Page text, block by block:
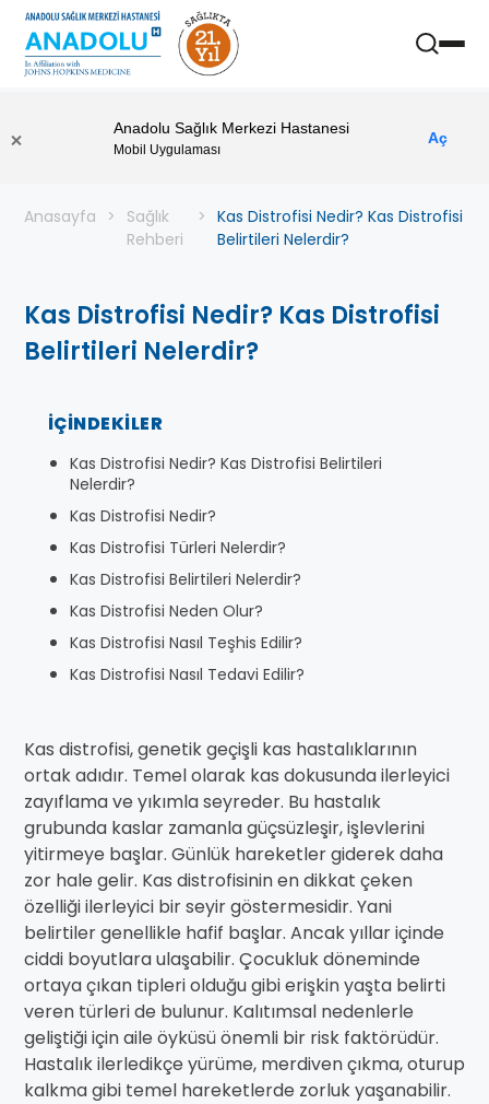
Anadolu Sağlık Merkezi Hastanesi
Mobil Uygulaması
Aç
Anasayfa
Sağlık
Rehberi
Kas Distrofisi Nedir? Kas Distrofisi
Belirtileri Nelerdir?
Kas Distrofisi Nedir? Kas Distrofisi
Belirtileri Nelerdir?
İÇINDEKILER
Kas Distrofisi Nedir? Kas Distrofisi Belirtileri
Nelerdir?
Kas Distrofisi Nedir?
Kas Distrofisi Türleri Nelerdir?
Kas Distrofisi Belirtileri Nelerdir?
Kas Distrofisi Neden Olur?
Kas Distrofisi Nasıl Teşhis Edilir?
Kas Distrofisi Nasıl Tedavi Edilir?
Kas distrofisi, genetik geçişli kas hastalıklarının
ortak adıdır. Temel olarak kas dokusunda ilerleyici
zayıflama ve yıkımla seyreder. Bu hastalık
grubunda kaslar zamanla güçsüzleşir, işlevlerini
yitirmeye başlar. Günlük hareketler giderek daha
zor hale gelir. Kas distrofisinin en dikkat çeken
özelliği ilerleyici bir seyir göstermesidir. Yani
belirtiler genellikle hafif başlar. Ancak yıllar içinde
ciddi boyutlara ulaşabilir. Çocukluk döneminde
ortaya çıkan tipleri olduğu gibi erişkin yaşta belirti
veren türleri de bulunur. Kalıtımsal nedenlerle
geliştiği için aile öyküsü önemli bir risk faktörüdür.
Hastalık ilerledikçe yürüme, merdiven çıkma, oturup
kalkma gibi temel hareketlerde zorluk yaşanabilir.